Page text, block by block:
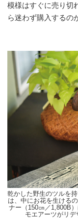
模様はすぐに売り切
ら迷わず購入するの
乾かした野生のツルを
は、中にお花を生ける
ナー（150㎝／1,800B
モエアーツがリ